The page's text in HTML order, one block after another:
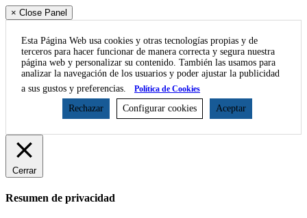
× Close Panel
Esta Página Web usa cookies y otras tecnologías propias y de
terceros para hacer funcionar de manera correcta y segura nuestra
página web y personalizar su contenido. También las usamos para
analizar la navegación de los usuarios y poder ajustar la publicidad
a sus gustos y preferencias.
Política de Cookies
Rechazar Configurar cookies Aceptar
Cerrar
Resumen de privacidad